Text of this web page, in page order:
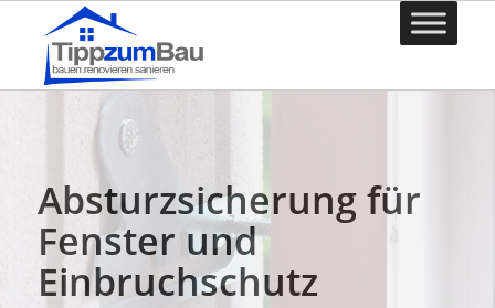
Absturzsicherung für
Fenster und
Einbruchschutz